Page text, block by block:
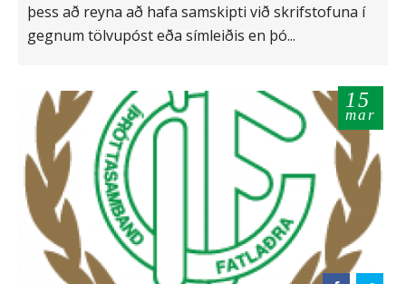
þess að reyna að hafa samskipti við skrifstofuna í
gegnum tölvupóst eða símleiðis en þó...
15
mar